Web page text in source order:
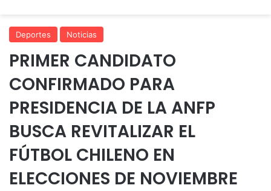
Deportes Noticias
PRIMER CANDIDATO
CONFIRMADO PARA
PRESIDENCIA DE LA ANFP
BUSCA REVITALIZAR EL
FÚTBOL CHILENO EN
ELECCIONES DE NOVIEMBRE